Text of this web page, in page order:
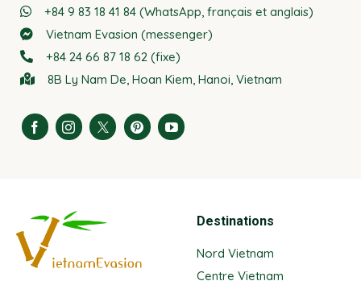
+84 9 83 18 41 84 (WhatsApp, français et anglais)
Vietnam Evasion (messenger)
+84 24 66 87 18 62 (fixe)
8B Ly Nam De, Hoan Kiem, Hanoi, Vietnam
Destinations
Nord Vietnam
Centre Vietnam